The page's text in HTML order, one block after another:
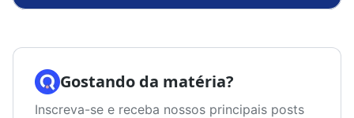
Gostando da matéria?
Inscreva-se e receba nossos principais posts